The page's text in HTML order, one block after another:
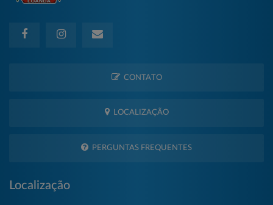
CONTATO
LOCALIZAÇÃO
PERGUNTAS FREQUENTES
Localização